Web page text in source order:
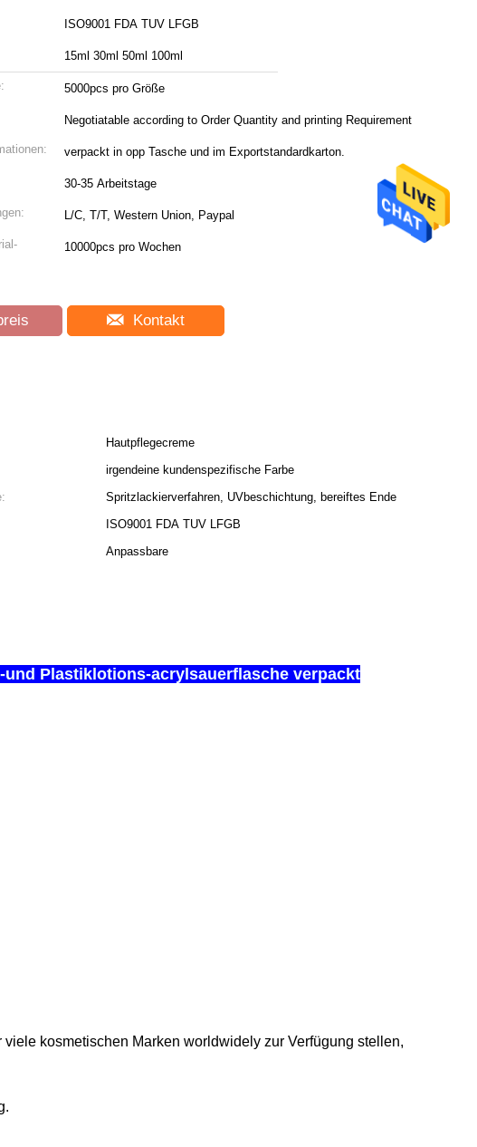
ISO9001 FDA TUV LFGB
15ml 30ml 50ml 100ml
5000pcs pro Größe
Negotiatable according to Order Quantity and printing Requirements
verpackt in opp Tasche und im Exportstandardkarton.
30-35 Arbeitstage
L/C, T/T, Western Union, Paypal
10000pcs pro Wochen
Kontakt
Hautpflegecreme
irgendeine kundenspezifische Farbe
Spritzlackierverfahren, UVbeschichtung, bereiftes Ende
ISO9001 FDA TUV LFGB
Anpassbare
Plastiklotions-acrylsauerflasche verpackt
kosmetischen Marken worldwidely zur Verfügung stellen,